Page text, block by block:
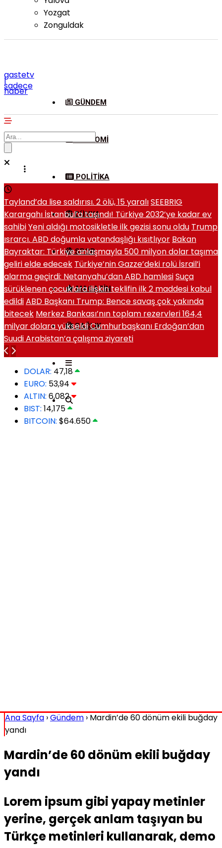
Yozgat
Zonguldak
gastetv
|
sadece
haber
GÜNDEM
EKONOMI
POLITIKA
DÜNYA
SPOR
MAGAZIN
SAĞLIK
Tayland’da lise saldırısı. 2 ölü, 15 yaralıSEEBRIG
Karargahı İstanbul’a taşındı! Türkiye 2032’ye kadar ev
sahibiYeni aldığı motosikletle ilk gezisi sonu oldu Trump
ısrarcı. ABD doğumla vatandaşlığı kısıtlıyor Bakan
Bayraktar: Türkiye anlaşmayla 500 milyon dolar taşıma
geliri elde edecek Türkiye’nin Gazze’deki rolü İsrail’i
alarma geçirdi: Netanyahu’dan ABD hamlesiSuça
sürüklenen çocuklara ilişkin teklifin ilk 2 maddesi kabul
edildiABD Başkanı Trump: Bence savaş çok yakında
bitecek Merkez Bankası’nın toplam rezervleri 164,4
milyar dolara yükseldiCumhurbaşkanı Erdoğan’dan
Suudi Arabistan’a çalışma ziyareti
DOLAR: 47,18
EURO: 53,94
ALTIN: 6,082
BIST: 14,175
BITCOIN: $64.650
Ana Sayfa ›Gündem › Mardin’de 60 dönüm ekili buğday
yandı
Mardin’de 60 dönüm ekili buğday
yandı
Lorem ipsum gibi yapay metinler
yerine, gerçek anlam taşıyan bu
Türkçe metinleri kullanarak, demo